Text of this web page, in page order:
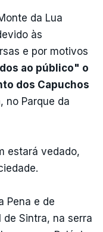
da Lua
às
e por motivos
ao público" o
dos Capuchos
, no Parque da
estará vedado,
Pena e de
Sintra, na serra